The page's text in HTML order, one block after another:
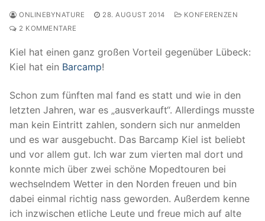
ONLINEBYNATURE 28. AUGUST 2014
KONFERENZEN
2 KOMMENTARE
Kiel hat einen ganz großen Vorteil gegenüber Lübeck:
Kiel hat ein Barcamp!
Schon zum fünften mal fand es statt und wie in den
letzten Jahren, war es „ausverkauft“. Allerdings musste
man kein Eintritt zahlen, sondern sich nur anmelden
und es war ausgebucht. Das Barcamp Kiel ist beliebt
und vor allem gut. Ich war zum vierten mal dort und
konnte mich über zwei schöne Mopedtouren bei
wechselndem Wetter in den Norden freuen und bin
dabei einmal richtig nass geworden. Außerdem kenne
ich inzwischen etliche Leute und freue mich auf alte